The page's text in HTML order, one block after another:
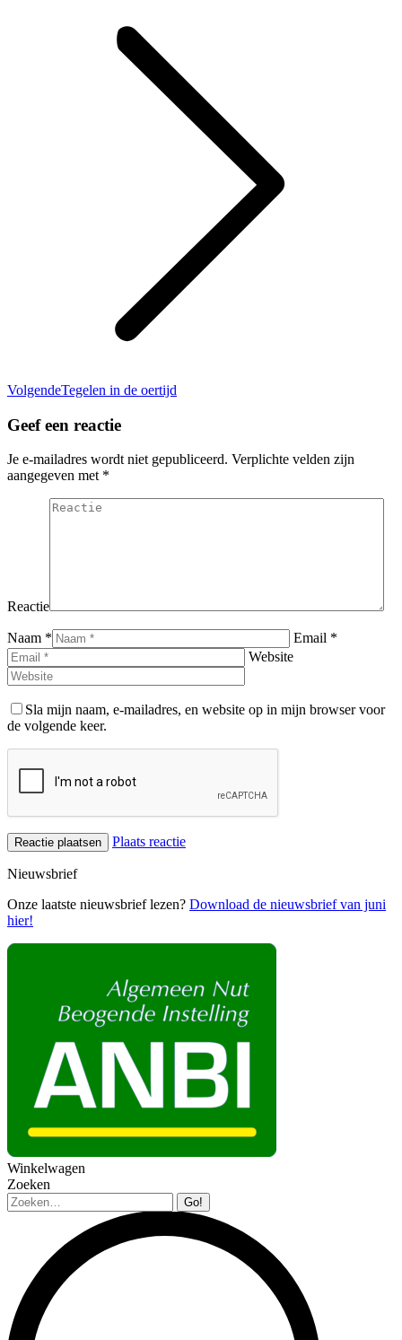
VolgendeVolgend
Tegelen in de oertijd
Geef een reactie
Je e-mailadres wordt niet gepubliceerd. Verplichte velden zijn
aangegeven met *
Reactie
Naam *
Email *
Website
Sla mijn naam, e-mailadres, en website op in mijn browser voor
de volgende keer.
Plaats reactie
Nieuwsbrief
Onze laatste nieuwsbrief lezen? Download de nieuwsbrief van juni
hier!
Winkelwagen
Zoeken
Zoeken: